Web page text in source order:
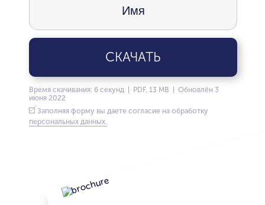
СКАЧАТЬ
Время скачивания: 6 секунд | PDF, 13 MB | Обновлён 3
июня 2022
Заполняя форму вы даете согласие на обработку
персональных данных.